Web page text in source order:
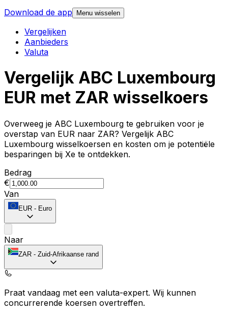
Download de app
Menu wisselen
Vergelijken
Aanbieders
Valuta
Vergelijk ABC Luxembourg
EUR met ZAR wisselkoers
Overweeg je ABC Luxembourg te gebruiken voor je
overstap van EUR naar ZAR? Vergelijk ABC
Luxembourg wisselkoersen en kosten om je potentiële
besparingen bij Xe te ontdekken.
Bedrag
€
Van
EUR - Euro
Naar
ZAR - Zuid-Afrikaanse rand
Praat vandaag met een valuta-expert. Wij kunnen
concurrerende koersen overtreffen.